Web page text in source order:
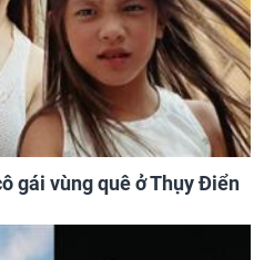
gái vùng quê ở Thụy Điển